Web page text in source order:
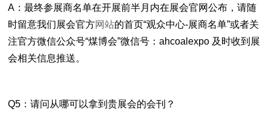
A：最终参展商名单在开展前半月内在展会官网公布，请随
时留意我们展会官方网站的首页“观众中心-展商名单”或者关
注官方微信公众号“煤博会”微信号：ahcoalexpo 及时收到展
会相关信息推送。
Q5：请问从哪可以拿到贵展会的会刊？